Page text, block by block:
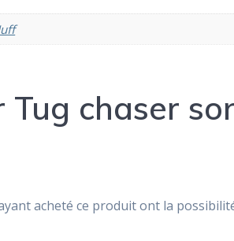
Tug chaser
acheté ce produit ont la